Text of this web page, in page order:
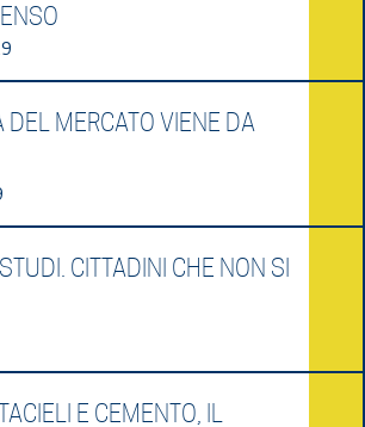
DEL MERCATO VIENE DA
CITTADINI CHE NON SI
E CEMENTO, IL